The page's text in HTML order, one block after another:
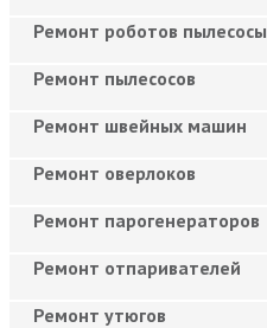
Ремонт роботов пылесосы
Ремонт пылесосов
Ремонт швейных машин
Ремонт оверлоков
Ремонт парогенераторов
Ремонт отпаривателей
Ремонт утюгов